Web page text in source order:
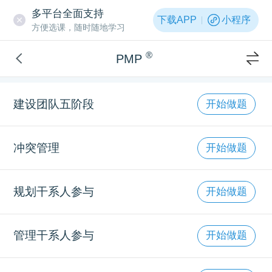
多平台全面支持
方便选课，随时随地学习
下载APP 小程序
PMP ®
建设团队五阶段 开始做题
冲突管理 开始做题
规划干系人参与 开始做题
管理干系人参与 开始做题